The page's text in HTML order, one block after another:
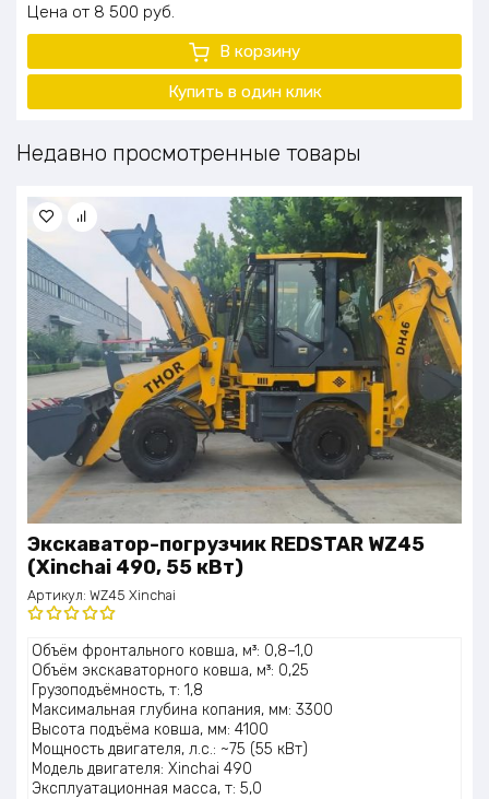
Цена 8 500 руб.
В корзину
Купить в один клик
Недавно просмотренные товары
Экскаватор-погрузчик REDSTAR WZ45
(Xinchai 490, 55 кВт)
Артикул: WZ45 Xinchai
Оценка
5.00из 5
Объём фронтального ковша, м³: 0,8–1,0
Объём экскаваторного ковша, м³: 0,25
Грузоподъёмность, т: 1,8
Максимальная глубина копания, мм: 3300
Высота подъёма ковша, мм: 4100
Мощность двигателя, л.с.: ~75 (55 кВт)
Модель двигателя: Xinchai 490
Эксплуатационная масса, т: 5,0